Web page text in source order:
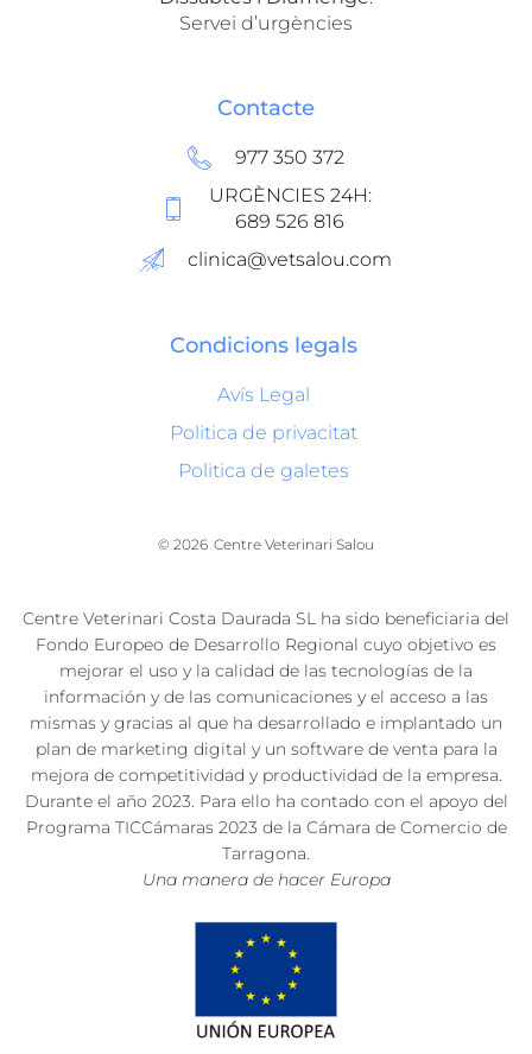
Servei d’urgències
Contacte
977 350 372
URGÈNCIES 24H:
689 526 816
clinica@vetsalou.com
Condicions legals
Avís Legal
Politica de privacitat
Politica de galetes
© 2026 Centre Veterinari Salou
Centre Veterinari Costa Daurada SL ha sido beneficiaria del
Fondo Europeo de Desarrollo Regional cuyo objetivo es
mejorar el uso y la calidad de las tecnologías de la
información y de las comunicaciones y el acceso a las
mismas y gracias al que ha desarrollado e implantado un
plan de marketing digital y un software de venta para la
mejora de competitividad y productividad de la empresa.
Durante el año 2023. Para ello ha contado con el apoyo del
Programa TICCámaras 2023 de la Cámara de Comercio de
Tarragona.
Una manera de hacer Europa